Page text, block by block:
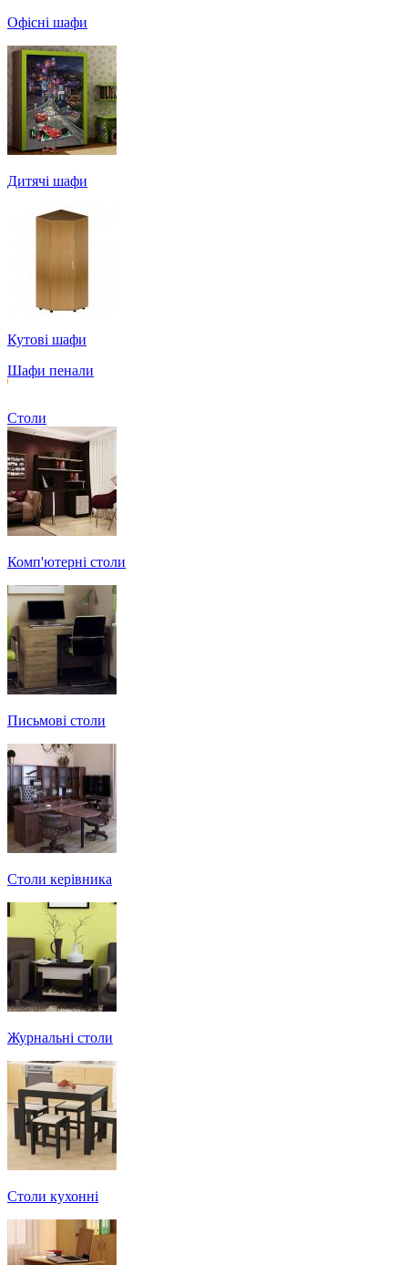
Офісні шафи
Дитячі шафи
Кутові шафи
Шафи пенали
Столи
Комп'ютерні столи
Письмові столи
Столи керівника
Журнальні столи
Столи кухонні